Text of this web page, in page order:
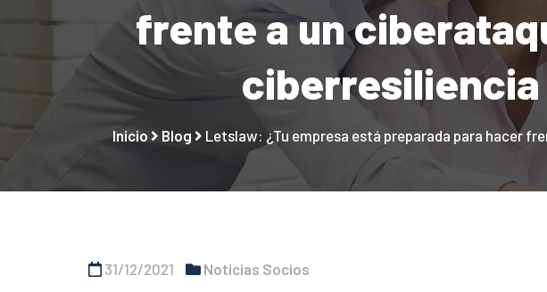
frente a un
Inicio Blog Letslaw: ¿Tu empresa está preparada para hacer
31/12/2021 Noticias Socios